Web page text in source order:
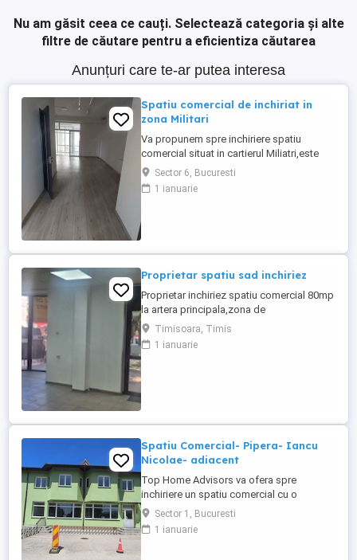
Nu am găsit ceea ce cauți. Selectează categoria și alte
filtre de căutare pentru a eficientiza căutarea
Anunțuri care te-ar putea interesa
Spatiu comercial de inchiriat in
zona Militari
Va propunem spre inchiriere spatiu
comercial situat in cartierul Miliatri,este
intr-o zona circulata perfect pentru o mica
afacere. Dispune de o suprafata utila de
67mp,situat la parterul lui bloc. Pentru mai
Sector 6, Bucuresti
1 ianuarie
Proprietar spatiu sad inchiriez
Proprietar inchiriez spatiu comercial 80mp
la artera principala,zona de
blocuri,scoala...preț 1000EURO + 1 luna
garanție.tel.
Timisoara, Timis
1 ianuarie
Spatiu Comercial- Pipera- Iancu
Nicolae- adiacent
Top Home Advisors va ofera spre
inchiriere un spatiu comercial cu o
suprafata de 170 mp, zona showroom,
open space, cu suprafața de 135,11 mp,
zona anexa, cu suprafața de 33,94 mp,
Sector 1, Bucuresti
1 ianuarie